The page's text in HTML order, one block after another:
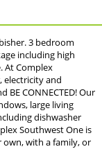
3 bedroom
including high
At Complex
electricity and
CONNECTED! Our
large living
dishwasher
Southwest One is
with a family, or